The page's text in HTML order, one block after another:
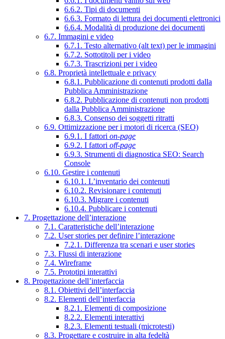
6.6.2. Tipi di documenti
6.6.3. Formato di lettura dei documenti elettronici
6.6.4. Modalità di produzione dei documenti
6.7. Immagini e video
6.7.1. Testo alternativo (alt text) per le immagini
6.7.2. Sottotitoli per i video
6.7.3. Trascrizioni per i video
6.8. Proprietà intellettuale e privacy
6.8.1. Pubblicazione di contenuti prodotti dalla
Pubblica Amministrazione
6.8.2. Pubblicazione di contenuti non prodotti
dalla Pubblica Amministrazione
6.8.3. Consenso dei soggetti ritratti
6.9. Ottimizzazione per i motori di ricerca (SEO)
6.9.1. I fattori on-page
6.9.2. I fattori off-page
6.9.3. Strumenti di diagnostica SEO: Search
Console
6.10. Gestire i contenuti
6.10.1. L’inventario dei contenuti
6.10.2. Revisionare i contenuti
6.10.3. Migrare i contenuti
6.10.4. Pubblicare i contenuti
7. Progettazione dell’interazione
7.1. Caratteristiche dell’interazione
7.2. User stories per definire l’interazione
7.2.1. Differenza tra scenari e user stories
7.3. Flussi di interazione
7.4. Wireframe
7.5. Prototipi interattivi
8. Progettazione dell’interfaccia
8.1. Obiettivi dell’interfaccia
8.2. Elementi dell’interfaccia
8.2.1. Elementi di composizione
8.2.2. Elementi interattivi
8.2.3. Elementi testuali (microtesti)
8.3. Progettare e costruire in alta fedeltà